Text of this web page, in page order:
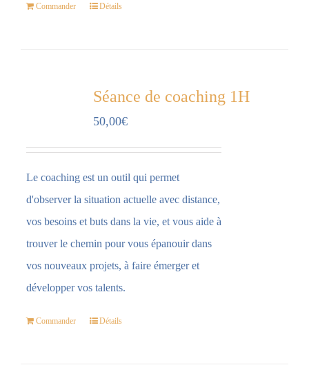
Commander Détails
Séance de coaching 1H
50,00€
Le coaching est un outil qui permet
d'observer la situation actuelle avec distance,
vos besoins et buts dans la vie, et vous aide à
trouver le chemin pour vous épanouir dans
vos nouveaux projets, à faire émerger et
développer vos talents.
Commander Détails